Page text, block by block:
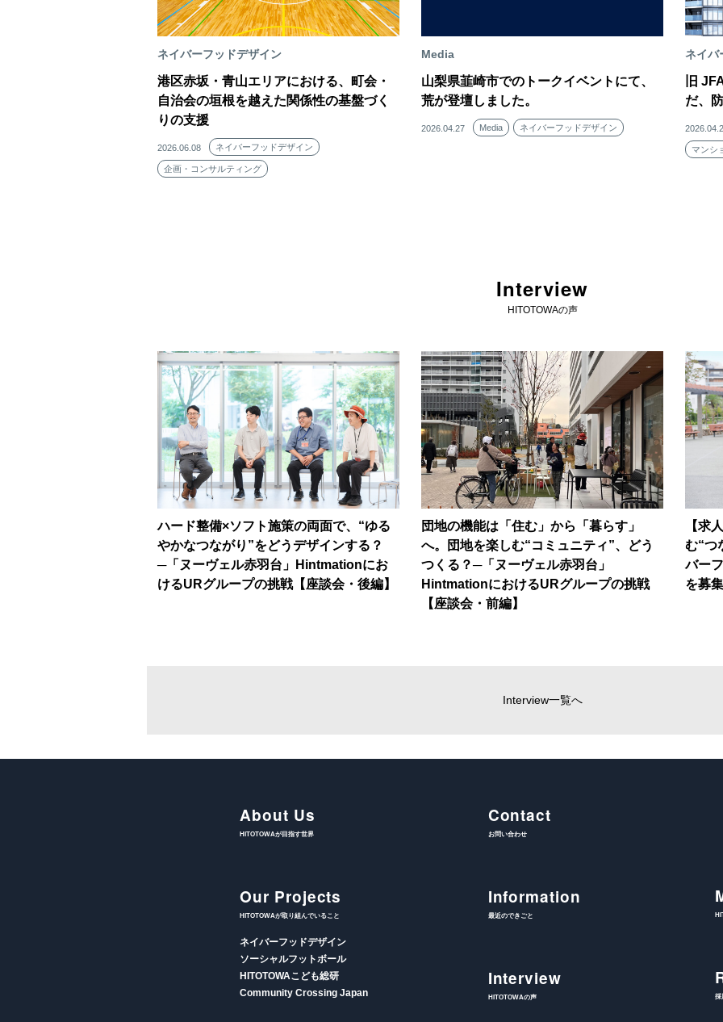
ネイバーフッドデザイン
港区赤坂・青山エリアにおける、町会・
自治会の垣根を越えた関係性の基盤づく
りの支援
2026.06.08 ネイバーフッドデザイン
企画・コンサルティング
Media
山梨県韮崎市でのトークイベントにて、
荒が登壇しました。
2026.04.27 Media ネイバーフッドデザイン
ネイバ
旧
だ、
マンシ
Interview
HITOTOWAの声
ハード整備×ソフト施策の両面で、“ゆる
やかなつながり”をどうデザインする？
─「ヌーヴェル赤羽台」Hintmationにお
けるURグループの挑戦【座談会・後編】
団地の機能は「住む」から「暮らす」
へ。団地を楽しむ“コミュニティ”、どう
つくる？─「ヌーヴェル赤羽台」
HintmationにおけるURグループの挑戦
【座談会・前編】
【求
む“つ
バー
を募
Interview一覧へ
About Us
HITOTOWAが目指す世界
Our Projects
HITOTOWAが取り組んでいること
ネイバーフッドデザイン
ソーシャルフットボール
HITOTOWAこども総研
Community Crossing Japan
Contact
お問い合わせ
Information
最近のできごと
Interview
HITOTOWAの声 採